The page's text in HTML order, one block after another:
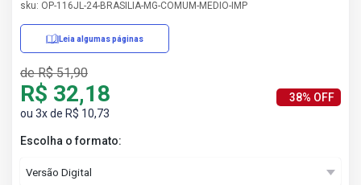
sku: OP-116JL-24-BRASILIA-MG-COMUM-MEDIO-IMP
Leia algumas páginas
de R$ 51,90
R$ 32,18
ou 3x de R$ 10,73
38% OFF
Escolha o formato: